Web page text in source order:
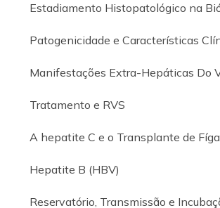
Estadiamento Histopatológico na
Patogenicidade e Características
Manifestações Extra-Hepáticas Do
Tratamento e RVS
A hepatite C e o Transplante de
Hepatite B (HBV)
Reservatório, Transmissão e